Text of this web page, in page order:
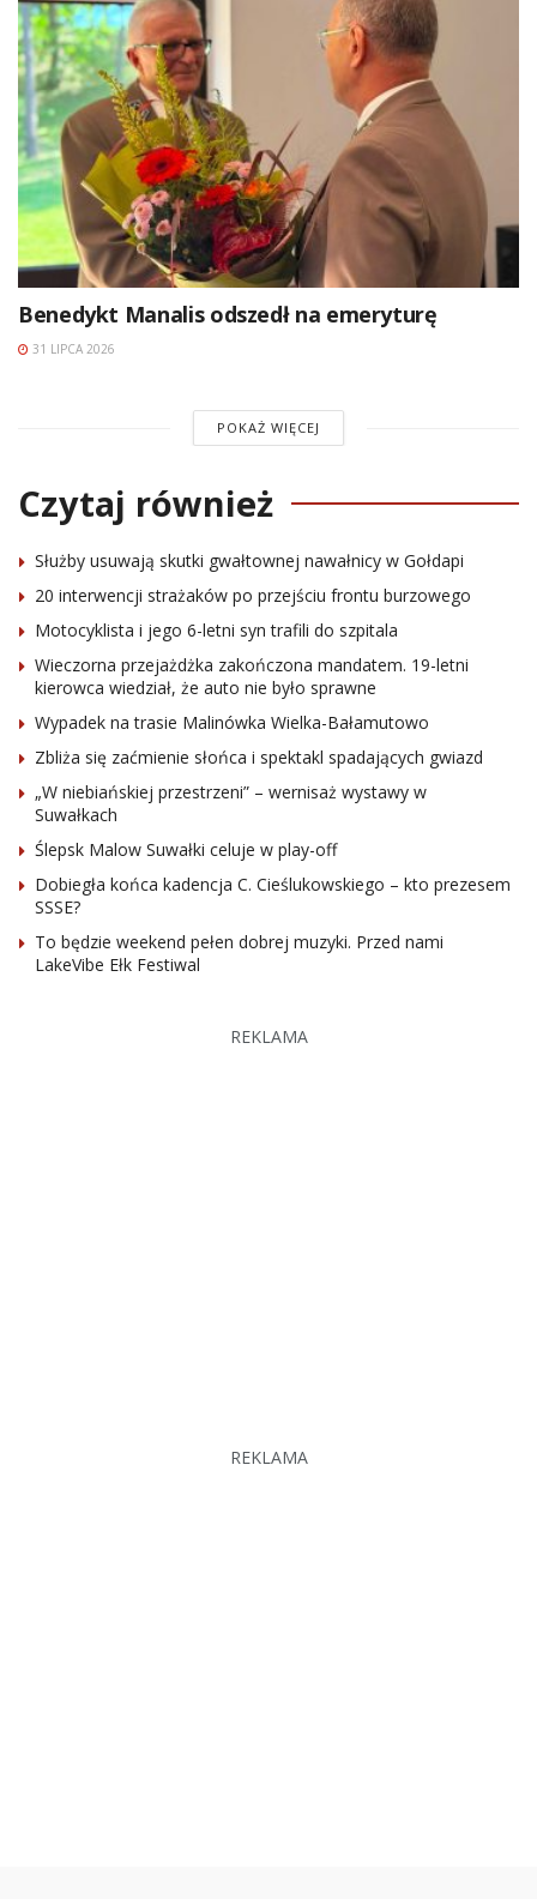
Benedykt Manalis odszedł na emeryturę
31 LIPCA 2026
POKAŻ WIĘCEJ
Czytaj również
Służby usuwają skutki gwałtownej nawałnicy w Gołdapi
20 interwencji strażaków po przejściu frontu burzowego
Motocyklista i jego 6-letni syn trafili do szpitala
Wieczorna przejażdżka zakończona mandatem. 19-letni
kierowca wiedział, że auto nie było sprawne
Wypadek na trasie Malinówka Wielka-Bałamutowo
Zbliża się zaćmienie słońca i spektakl spadających gwiazd
„W niebiańskiej przestrzeni” – wernisaż wystawy w
Suwałkach
Ślepsk Malow Suwałki celuje w play-off
Dobiegła końca kadencja C. Cieślukowskiego – kto prezesem
SSSE?
To będzie weekend pełen dobrej muzyki. Przed nami
LakeVibe Ełk Festiwal
REKLAMA
REKLAMA